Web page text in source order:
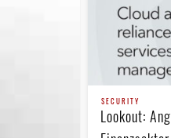
SECURITY
Lookout: